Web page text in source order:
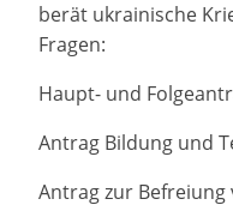
berät ukrainische
Fragen:
Haupt- und
Antrag Bildung und
Antrag zur